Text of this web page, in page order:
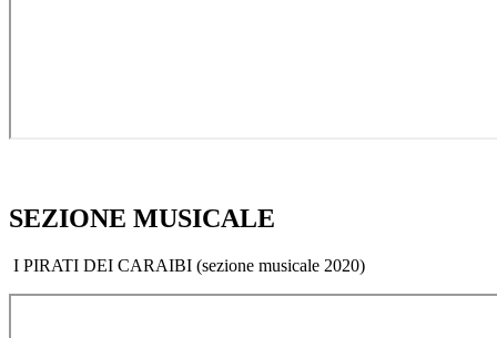
SEZIONE MUSICALE
I PIRATI DEI CARAIBI (sezione musicale 2020)